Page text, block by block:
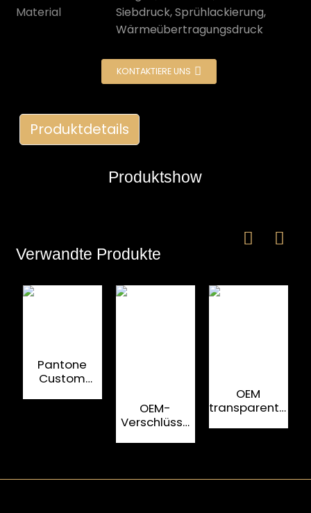
Material
Siebdruck, Sprühlackierung,
Wärmeübertragungsdruck
KONTAKTIERE UNS
Produktdetails
Produktshow
Verwandte Produkte
Pantone
Custom
Flaschenverschlüsse
OEM-
Verschlüsse
Lebensmittelqualität
OEM
transparenter